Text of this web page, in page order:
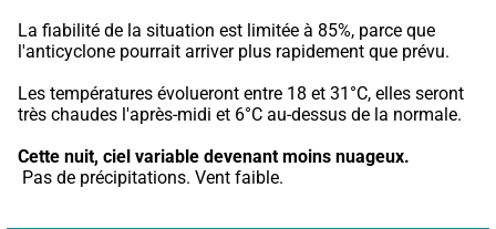
La fiabilité de la situation est limitée à 85%, parce que
l'anticyclone pourrait arriver plus rapidement que prévu.
Les températures évolueront entre 18 et 31°C, elles seront
très chaudes l'après-midi et 6°C au-dessus de la normale.
Cette nuit, ciel variable devenant moins nuageux.
Pas de précipitations. Vent faible.